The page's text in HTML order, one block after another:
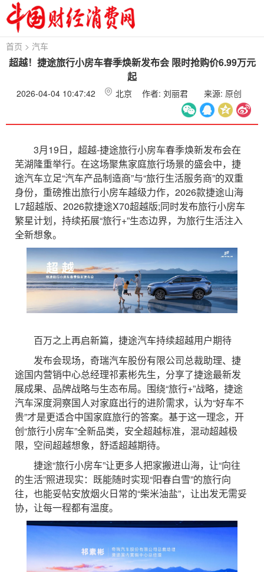
首页 > 汽车
超越！捷途旅行小房车春季焕新发布会 限时抢购价6.99万元
起
2026-04-04 10:47:42 北京 作者: 刘丽君 来源: 原创
3月19日，超越-捷途旅行小房车春季焕新发布会在
芜湖隆重举行。在这场聚焦家庭旅行场景的盛会中，捷
途汽车立足“汽车产品制造商”与“旅行生活服务商”的双重
身份，重磅推出旅行小房车越级力作，2026款捷途山海
L7超越版、2026款捷途X70超越版;同时发布旅行小房车
繁星计划，持续拓展“旅行+”生态边界，为旅行生活注入
全新想象。
百万之上再启新篇，捷途汽车持续超越用户期待
发布会现场，奇瑞汽车股份有限公司总裁助理、捷
途国内营销中心总经理祁素彬先生，分享了捷途最新发
展成果、品牌战略与生态布局。围绕“旅行+”战略，捷途
汽车深度洞察国人对家庭出行的进阶需求，认为“好车不
贵”才是更适合中国家庭旅行的答案。基于这一理念，开
创“旅行小房车”全新品类，安全超越标准，混动超越极
限，空间超越想象，舒适超越期待。
捷途“旅行小房车”让更多人把家搬进山海，让“向往
的生活”照进现实：既能随时实现“阳春白雪”的旅行向
往，也能妥帖安放烟火日常的“柴米油盐”，让出发无需妥
协，让每一程都有温度。